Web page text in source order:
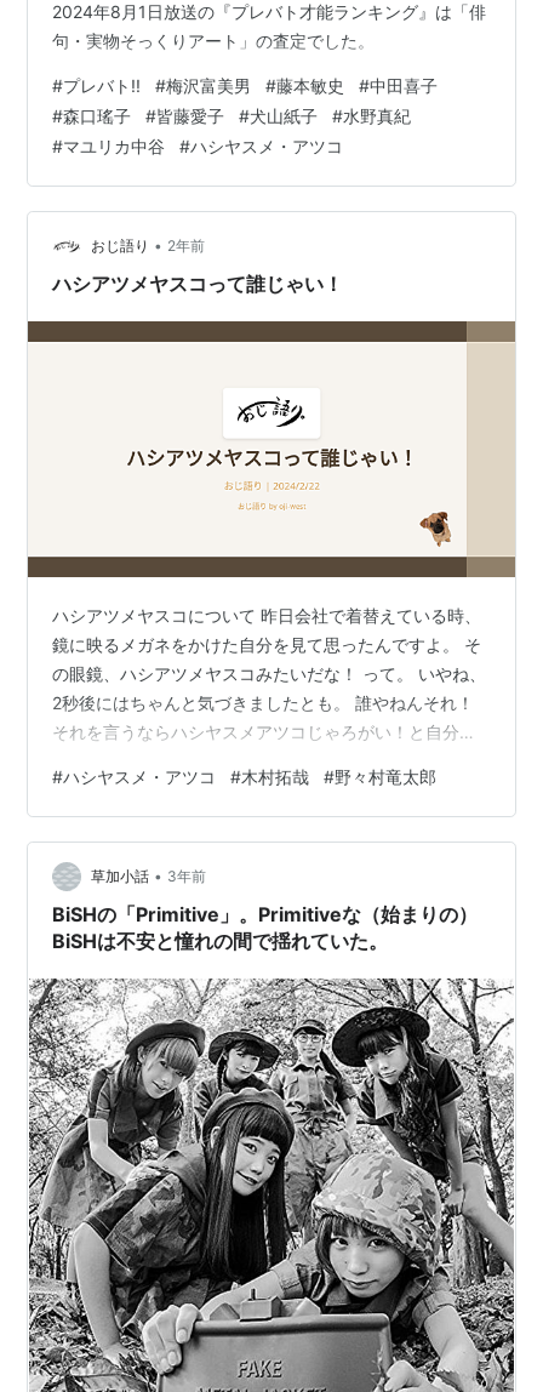
2024年8月1日放送の『プレバト才能ランキング』は「俳
句・実物そっくりアート」の査定でした。
#プレバト!! #梅沢富美男 #藤本敏史 #中田喜子
#森口瑤子 #皆藤愛子 #犬山紙子 #水野真紀
#マユリカ中谷 #ハシヤスメ・アツコ
おじ語り • 2年前
ハシアツメヤスコって誰じゃい！
ハシアツメヤスコについて 昨日会社で着替えている時、
鏡に映るメガネをかけた自分を見て思ったんですよ。 そ
の眼鏡、ハシアツメヤスコみたいだな！ って。 いやね、
2秒後にはちゃんと気づきましたとも。 誰やねんそれ！
それを言うならハシヤスメアツコじゃろがい！と自分で
たわけです。こわ。 この投稿をInstagramで見る ハシヤ
スメ・アツコ(@hashiyasume_atsuko84)がシェアした投
稿 ハシヤスメ・アツコさん。 正式には真ん中に『・』が
入るそうです。最近テレビでよく見ますよね。 本日⭐#ヒ
ルナンデス⭐よろしくお願いいたします😆😆😆 p…
#ハシヤスメ・アツコ #木村拓哉 #野々村竜太郎
草加小話 • 3年前
BiSHの「Primitive」。Primitiveな（始まりの）
BiSHは不安と憧れの間で揺れていた。